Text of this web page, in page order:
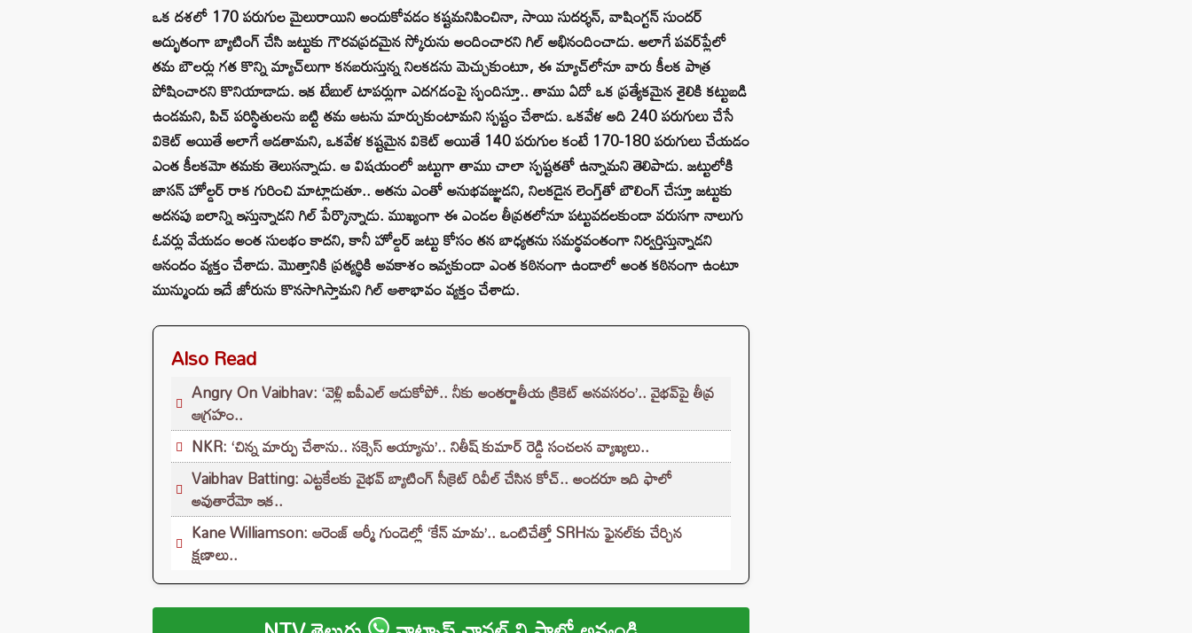
ఒక దశలో 170 పరుగుల మైలురాయిని అందుకోవడం కష్టమనిపించినా, సాయి సుదర్శన్, వాషింగ్టన్ సుందర్
అద్భుతంగా బ్యాటింగ్ చేసి జట్టుకు గౌరవప్రదమైన స్కోరును అందించారని గిల్ అభినందించాడు. అలాగే పవర్‌ప్లేలో
తమ బౌలర్లు గత కొన్ని మ్యాచ్‌లుగా కనబరుస్తున్న నిలకడను మెచ్చుకుంటూ, ఈ మ్యాచ్‌లోనూ వారు కీలక పాత్ర
పోషించారని కొనియాడాడు. ఇక టేబుల్ టాపర్లుగా ఎదగడంపై స్పందిస్తూ.. తాము ఏదో ఒక ప్రత్యేకమైన శైలికి కట్టుబడి
ఉండమని, పిచ్ పరిస్థితులను బట్టి తమ ఆటను మార్చుకుంటామని స్పష్టం చేశాడు. ఒకవేళ అది 240 పరుగులు చేసే
వికెట్ అయితే అలాగే ఆడతామని, ఒకవేళ కష్టమైన వికెట్ అయితే 140 పరుగుల కంటే 170-180 పరుగులు చేయడం
ఎంత కీలకమో తమకు తెలుసన్నాడు. ఆ విషయంలో జట్టుగా తాము చాలా స్పష్టతతో ఉన్నామని తెలిపాడు. జట్టులోకి
జాసన్ హోల్డర్ రాక గురించి మాట్లాడుతూ.. అతను ఎంతో అనుభవజ్ఞుడని, నిలకడైన లెంగ్త్‌తో బౌలింగ్ చేస్తూ జట్టుకు
అదనపు బలాన్ని ఇస్తున్నాడని గిల్ పేర్కొన్నాడు. ముఖ్యంగా ఈ ఎండల తీవ్రతలోనూ పట్టువదలకుండా వరుసగా నాలుగు
ఓవర్లు వేయడం అంత సులభం కాదని, కానీ హోల్డర్ జట్టు కోసం తన బాధ్యతను సమర్థవంతంగా నిర్వర్తిస్తున్నాడని
ఆనందం వ్యక్తం చేశాడు. మొత్తానికి ప్రత్యర్థికి అవకాశం ఇవ్వకుండా ఎంత కఠినంగా ఉండాలో అంత కఠినంగా ఉంటూ
మున్ముందు ఇదే జోరును కొనసాగిస్తామని గిల్ ఆశాభావం వ్యక్తం చేశాడు.
Also Read
Angry On Vaibhav: ‘వెళ్లి ఐపీఎల్ ఆడుకోపో.. నీకు అంతర్జాతీయ క్రికెట్ అనవసరం’.. వైభవ్‌పై తీవ్ర
ఆగ్రహం..
NKR: ‘చిన్న మార్పు చేశాను.. సక్సెస్ అయ్యాను’.. నితీష్ కుమార్ రెడ్డి సంచలన వ్యాఖ్యలు..
Vaibhav Batting: ఎట్టకేలకు వైభవ్ బ్యాటింగ్ సీక్రెట్ రివీల్ చేసిన కోచ్.. అందరూ ఇది ఫాలో
అవుతారేమో ఇక..
Kane Williamson: ఆరెంజ్ ఆర్మీ గుండెల్లో ‘కేన్‌ మామ’.. ఒంటిచేత్తో SRHను ఫైనల్‌కు చేర్చిన
క్షణాలు..